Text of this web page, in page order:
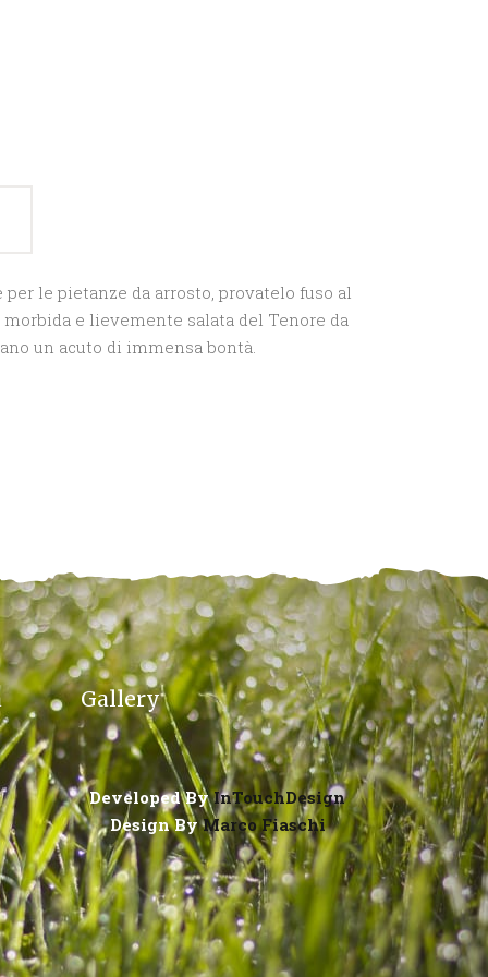
le pietanze da arrosto, provatelo fuso al
e lievemente salata del Tenore da
un acuto di immensa bontà.
Gallery
Developed ByInTouchDesign
Design ByMarco Fiaschi